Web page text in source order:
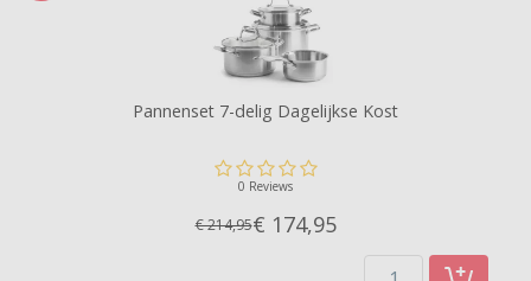
Pannenset 7-delig Dagelijkse Kost
0 Reviews
€ 214,95€ 174,95